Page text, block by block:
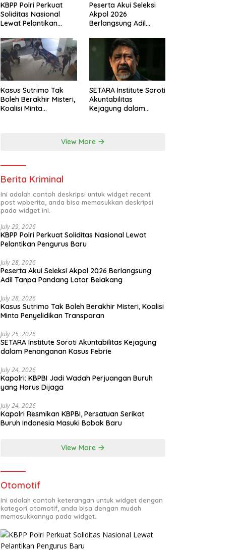
KBPP Polri Perkuat
Soliditas Nasional
Lewat Pelantikan
Peserta Akui Seleksi
Akpol 2026
Berlangsung Adil
Belakang
Kasus Sutrimo Tak
Boleh Berakhir Misteri,
Koalisi Minta
SETARA Institute Soroti
Akuntabilitas
Kejagung dalam
View More
Berita Kriminal
Ini adalah contoh deskripsi untuk widget recent
post wpberita, anda bisa memasukkan deskripsi
pada widget ini.
July 29, 2026
KBPP Polri Perkuat Soliditas Nasional Lewat
Pelantikan Pengurus Baru
July 28, 2026
Peserta Akui Seleksi Akpol 2026 Berlangsung
Adil Tanpa Pandang Latar Belakang
July 28, 2026
Kasus Sutrimo Tak Boleh Berakhir Misteri, Koalisi
Minta Penyelidikan Transparan
July 25, 2026
SETARA Institute Soroti Akuntabilitas Kejagung
dalam Penanganan Kasus Febrie
July 24, 2026
Kapolri: KBPBI Jadi Wadah Perjuangan Buruh
yang Harus Dijaga
July 24, 2026
Kapolri Resmikan KBPBI, Persatuan Serikat
Buruh Indonesia Masuki Babak Baru
View More
Otomotif
Ini adalah contoh keterangan untuk widget dengan
kategori otomotif, anda bisa dengan mudah
memasukkannya pada widget.